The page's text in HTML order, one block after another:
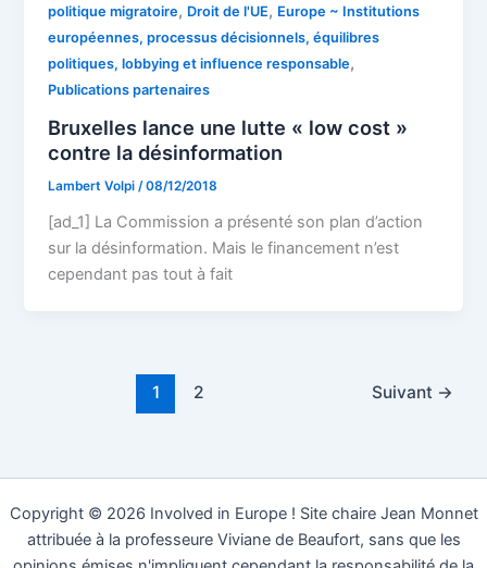
politique migratoire, Droit de l'UE, Europe ~ Institutions
européennes, processus décisionnels, équilibres
politiques, lobbying et influence responsable,
Publications partenaires
Bruxelles lance une lutte « low cost »
contre la désinformation
Lambert Volpi/08/12/2018
[ad_1] La Commission a présenté son plan d’action
sur la désinformation. Mais le financement n’est
cependant pas tout à fait
1 2 Suivant →
Copyright © 2026 Involved in Europe ! Site chaire Jean Monnet
attribuée à la professeure Viviane de Beaufort, sans que les